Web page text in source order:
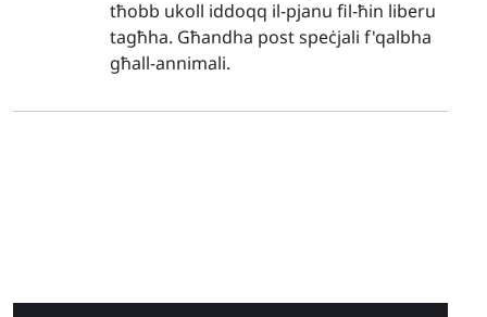
tħobb ukoll iddoqq il-pjanu fil-ħin liberu
tagħha. Għandha post speċjali f'qalbha
għall-annimali.